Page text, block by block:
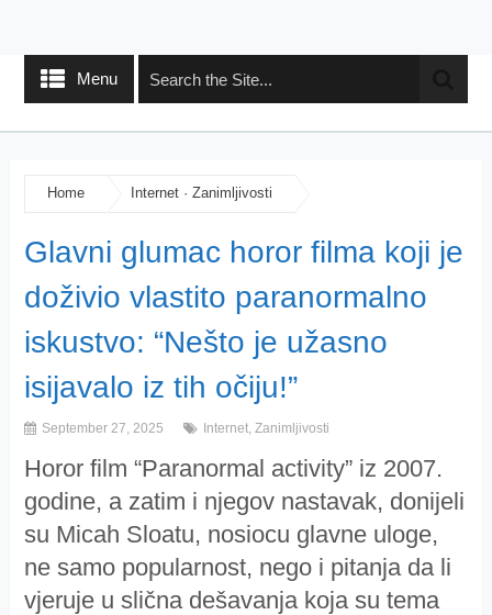
Menu
Home Internet· Zanimljivosti
Glavni glumac horor filma koji je
doživio vlastito paranormalno
iskustvo: “Nešto je užasno
isijavalo iz tih očiju!”
September 27, 2025 Internet, Zanimljivosti
Horor film “Paranormal activity” iz 2007.
godine, a zatim i njegov nastavak, donijeli
su Micah Sloatu, nosiocu glavne uloge,
ne samo popularnost, nego i pitanja da li
vjeruje u slična dešavanja koja su tema